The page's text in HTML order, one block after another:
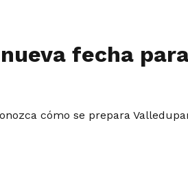
fecha
cómo se prepara